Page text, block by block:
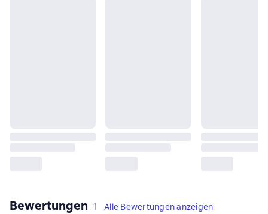
Bewertungen 1 Bewertung
1
Alle Bewertungen anzeigen